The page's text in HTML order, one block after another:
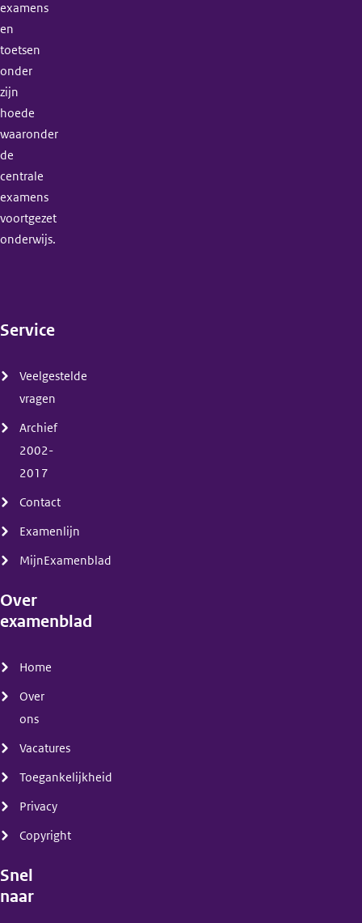
examens
en
toetsen
onder
zijn
hoede
waaronder
de
centrale
examens
voortgezet
onderwijs.
Service
Veelgestelde
vragen
Archief
2002-
2017
Contact
Examenlijn
MijnExamenblad
Over
examenblad
Home
Over
ons
Vacatures
Toegankelijkheid
Privacy
Copyright
Snel
naar